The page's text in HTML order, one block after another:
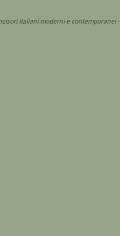
italiani moderni e contemporanei-